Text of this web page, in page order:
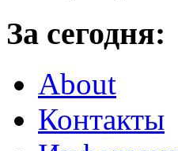
За сегодня:
About
Контакты